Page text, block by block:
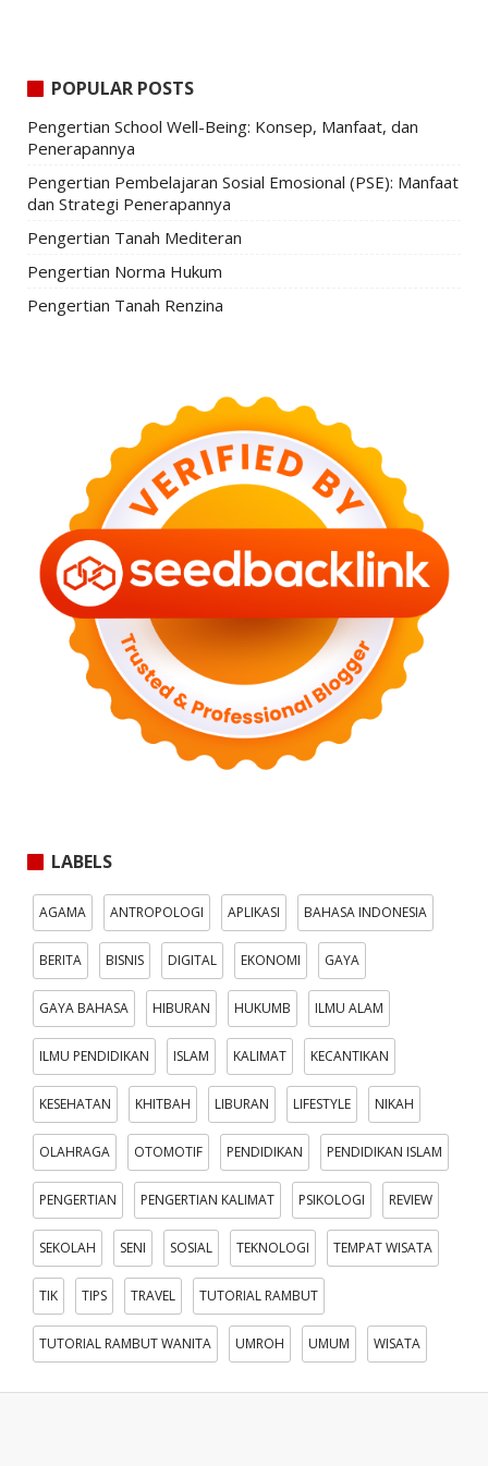
POPULAR POSTS
Pengertian School Well-Being: Konsep, Manfaat, dan
Penerapannya
Pengertian Pembelajaran Sosial Emosional (PSE): Manfaat
dan Strategi Penerapannya
Pengertian Tanah Mediteran
Pengertian Norma Hukum
Pengertian Tanah Renzina
LABELS
AGAMA ANTROPOLOGI APLIKASI BAHASA INDONESIA
BERITA BISNIS DIGITAL EKONOMI GAYA
GAYA BAHASA HIBURAN HUKUMB ILMU ALAM
ILMU PENDIDIKAN ISLAM KALIMAT KECANTIKAN
KESEHATAN KHITBAH LIBURAN LIFESTYLE NIKAH
OLAHRAGA OTOMOTIF PENDIDIKAN PENDIDIKAN ISLAM
PENGERTIAN PENGERTIAN KALIMAT PSIKOLOGI REVIEW
SEKOLAH SENI SOSIAL TEKNOLOGI TEMPAT WISATA
TIK TIPS TRAVEL TUTORIAL RAMBUT
TUTORIAL RAMBUT WANITA UMROH UMUM WISATA